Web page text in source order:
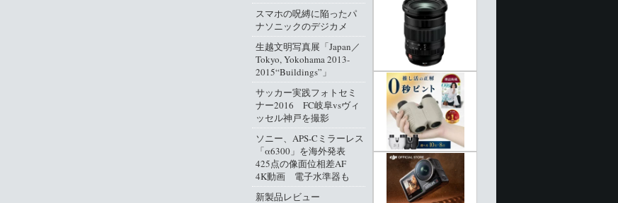
スマホの呪縛に陥ったパ
ナソニックのデジカメ
生越文明写真展「Japan／
Tokyo, Yokohama 2013-
2015“Buildings”」
サッカー実践フォトセミ
ナー2016 FC岐阜vsヴィ
ッセル神戸を撮影
ソニー、APS-Cミラーレス
「α6300」を海外発表
425点の像面位相差AF
4K動画 電子水準器も
新製品レビュー